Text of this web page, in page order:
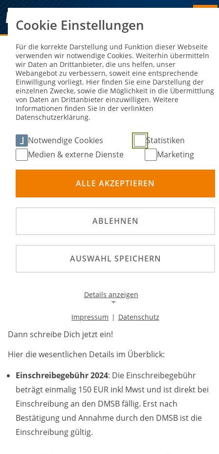
Sie sind hier: NEWS
Die Einschreibung zur DRX 2024 ist
geöffnet!
23. Feb 2024
Ab sofort können sich alle FahrerInnen und
BewerberInnen in die Deutsche Rallycross
Meisterschaft DRX 2024 einschreiben.
Du möchtest in der kommenden Rennsaison nicht nur
deiner Klasse und einen der Prädikatstitel mitfahren?
Dann schreibe Dich jetzt ein!
Hier die wesentlichen Details im Überblick:
Einschreibegebühr 2024: Die Einschreibegebühr
beträgt einmalig 150 EUR inkl Mwst und ist direkt bei
Einschreibung an den DMSB fällig. Erst nach
Bestätigung und Annahme durch den DMSB ist die
Einschreibung gültig.
Cookie Einstellungen
Für die korrekte Darstellung und Funktion dieser Webseite
verwenden wir notwendige Cookies. Weiterhin übermitteln
wir Daten an Drittanbieter, die uns helfen, unser
Webangebot zu verbessern, soweit eine entsprechende
Einwilligung vorliegt. Hier finden Sie eine Darstellung der
einzelnen Zwecke, sowie die Möglichkeit in die Übermittlung
von Daten an Drittanbieter einzuwilligen. Weitere
Informationen finden Sie in der verlinkten
Datenschutzerklärung.
Notwendige Cookies
Statistiken
Medien & externe Dienste
Marketing
ALLE AKZEPTIEREN
ABLEHNEN
AUSWAHL SPEICHERN
Details anzeigen
Notwendige Cookies ermöglichen die Kernfunktionalität
einer Website. Sie helfen dabei, die Website nutzbar zu
machen, indem sie grundlegende Funktionen
richtig funktionieren.
Background Image
Name:
gw-cookie-bgimage
Impressum | Datenschutz